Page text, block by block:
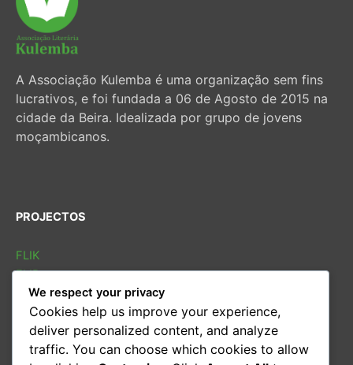
A Associação Kulemba é uma organização sem fins
lucrativos, e foi fundada a 06 de Agosto de 2015 na
cidade da Beira. Idealizada por grupo de jovens
moçambicanos.
PROJECTOS
FLIK
FLIB
SOLETRAS
Sarau cultural
Conversas
Oficina de leitura
We respect your privacy
Cookies help us improve your experience,
deliver personalized content, and analyze
traffic. You can choose which cookies to allow